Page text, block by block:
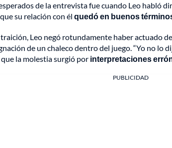
de la entrevista fue cuando Leo habló
su relación con él quedó en buenos
Leo negó rotundamente haber actuado
de un chaleco dentro del juego. “Yo no lo
que la molestia surgió por interpretaciones
PUBLICIDAD